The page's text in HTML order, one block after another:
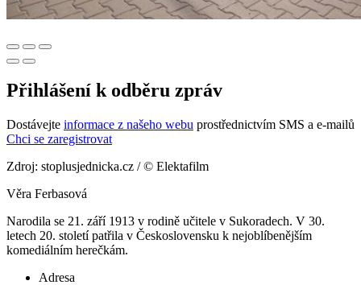
Přihlášení k odběru zpráv
Dostávejte informace z našeho webu prostřednictvím SMS a e-mailů
Chci se zaregistrovat
Zdroj: stoplusjednicka.cz / © Elektafilm
Věra Ferbasová
Narodila se 21. září 1913 v rodině učitele v Sukoradech. V 30.
letech 20. století patřila v Československu k nejoblíbenějším
komediálním herečkám.
Adresa